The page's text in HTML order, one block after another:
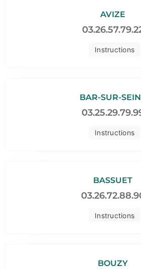
Instructions
AVIZE
Instructions
BAR-SUR-
Instructions
BASSUET
BOUZY